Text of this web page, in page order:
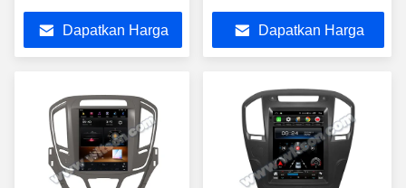
Dapatkan Harga
2013- 2017 Mobil
Multimedia Stereo
Dapatkan Harga